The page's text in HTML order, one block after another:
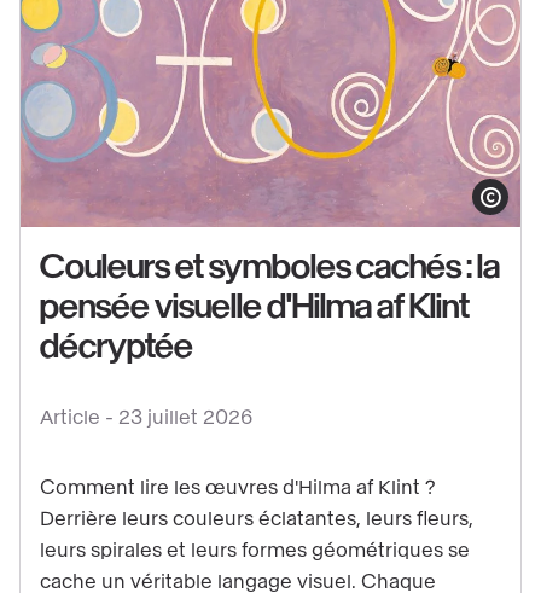
Voir
contenu
Couleurs
symboles
d'Hilma
Afficher le
Couleurs et symboles cachés : la
pensée visuelle d'Hilma af Klint
décryptée
Article - 23 juillet 2026
Comment lire les œuvres d'Hilma af Klint ?
Derrière leurs couleurs éclatantes, leurs fleurs,
leurs spirales et leurs formes géométriques se
cache un véritable langage visuel. Chaque